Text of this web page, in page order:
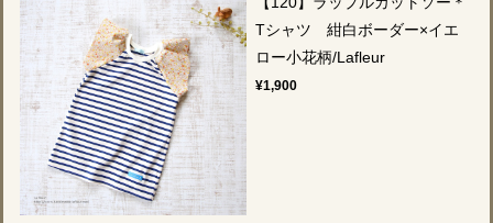
Tシャツ 紺白ボーダー×イエ
ロー小花柄/Lafleur
¥1,900